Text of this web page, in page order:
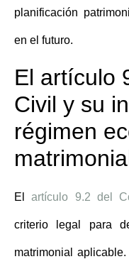
planificación
en el futuro.
El artículo
Civil y su
régimen
Elartículo 9.2 del
criterio legal para
matrimonial